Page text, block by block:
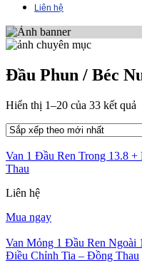
Liên hệ
Đầu Phun / Béc
Hiển thị 1–20 của 33 kết quả
Van 1 Đầu Ren Trong 13.8
Thau
Liên hệ
Mua ngay
Van Mỏng 1 Đầu Ren Ngoài
Điều Chỉnh Tia – Đồng Thau